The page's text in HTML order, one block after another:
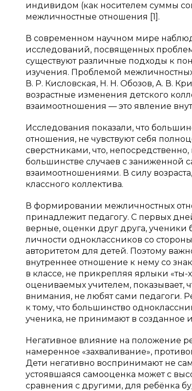
индивидом (как носителем суммы
межличностные отношения [1].
В современном научном мире
исследований, посвященных
существуют различные подходы к
изучения. Проблемой
В. Р. Кисловская, Н. Н. Обозов, А. В.
возрастные изменения детского
взаимоотношения — это явление
Исследования показали, что
отношения, не чувствуют себя
сверстниками, что,
большинстве случаев с заниженной
взаимоотношениями. В силу
классного коллектива.
В формировании межличностных
принадлежит педагогу. С первых
верные, оценки друг друга, ученики
личности одноклассников со
авторитетом для детей. Поэтому
внутреннее отношение к нему со
в классе, не прикрепляя ярлыки «ты-
оцениваемых учителем, показывает,
внимания, не любят сами педагоги.
к тому, что большинство
ученика, не принимают в созданное
Негативное влияние на положение
намеренное «захваливание»,
Дети негативно воспринимают не
устоявшаяся самооценка может с
сравнения с другими, для ребёнка